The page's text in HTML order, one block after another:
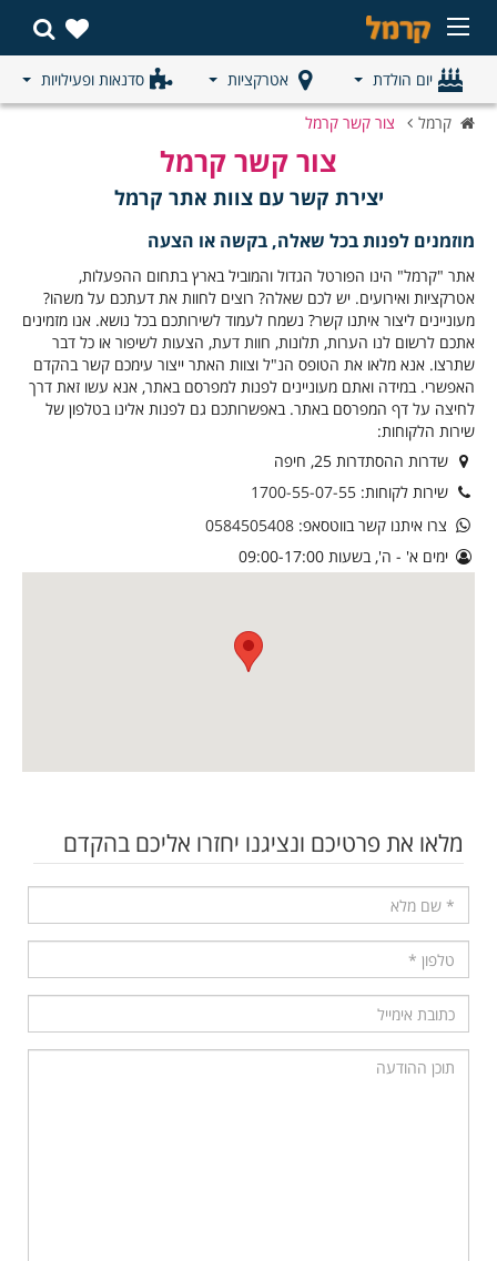
יום הולדת אטרקציות סדנאות ופעילויות
קרמל צור קשר קרמל
צור קשר קרמל
יצירת קשר עם צוות אתר קרמל
מוזמנים לפנות בכל שאלה, בקשה או הצעה
אתר "קרמל" הינו הפורטל הגדול והמוביל בארץ בתחום ההפעלות,
אטרקציות ואירועים. יש לכם שאלה? רוצים לחוות את דעתכם על משהו?
מעוניינים ליצור איתנו קשר? נשמח לעמוד לשירותכם בכל נושא. אנו מזמינים
אתכם לרשום לנו הערות, תלונות, חוות דעת, הצעות לשיפור או כל דבר
שתרצו. אנא מלאו את הטופס הנ"ל וצוות האתר ייצור עימכם קשר בהקדם
האפשרי. במידה ואתם מעוניינים לפנות למפרסם באתר, אנא עשו זאת דרך
לחיצה על דף המפרסם באתר. באפשרותכם גם לפנות אלינו בטלפון של
שירות הלקוחות:
שדרות ההסתדרות 25, חיפה
שירות לקוחות: 1700-55-07-55
צרו איתנו קשר בווטסאפ: 0584505408
ימים א' - ה', בשעות 09:00-17:00
מלאו את פרטיכם ונציגנו יחזרו אליכם בהקדם